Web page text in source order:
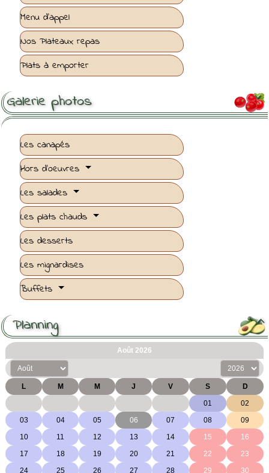
Menu d'appel
Nos Plateaux repas
Plats à emporter

Galerie photos
Les canapés
Hors d'oeuvres
Les salades
Les plats chauds
Les desserts
Les mignardises
Buffets

Planning